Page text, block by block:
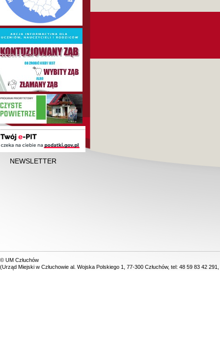
NEWSLETTER
© UM Człuchów
(Urząd Miejski w Człuchowie al. Wojska Polskiego 1, 77-300 Człuchów, tel: 48 59 83 42